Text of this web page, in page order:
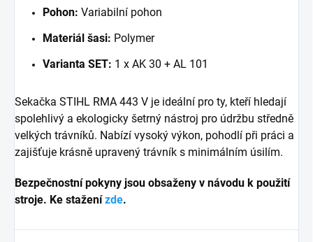
Pohon: Variabilní pohon
Materiál šasi: Polymer
Varianta SET: 1 x AK 30 + AL 101
Sekačka STIHL RMA 443 V je ideální pro ty, kteří hledají
spolehlivý a ekologicky šetrný nástroj pro údržbu středně
velkých trávníků. Nabízí vysoký výkon, pohodlí při práci a
zajišťuje krásně upravený trávník s minimálním úsilím.
Bezpečnostní pokyny jsou obsaženy v návodu k použití
stroje. Ke staženízde.